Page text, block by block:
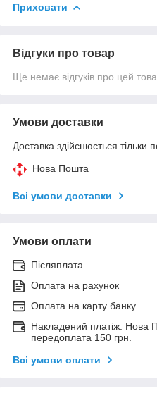
Приховати
Відгуки про товар
Ще немає відгуків про цей
Умови доставки
Доставка здійснюється тільки
Нова Пошта
Всі умови доставки
Умови оплати
Післяплата
Оплата на рахунок
Оплата на карту банку
Накладений платіж. Нова
передоплата 150 грн.
Всі умови оплати